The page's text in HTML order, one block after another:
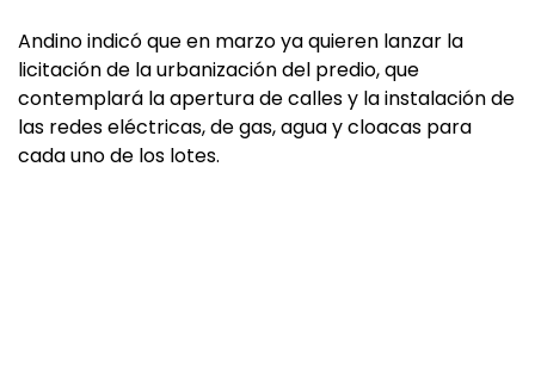
Andino indicó que en marzo ya quieren lanzar la
licitación de la urbanización del predio, que
contemplará la apertura de calles y la instalación de
las redes eléctricas, de gas, agua y cloacas para
cada uno de los lotes.